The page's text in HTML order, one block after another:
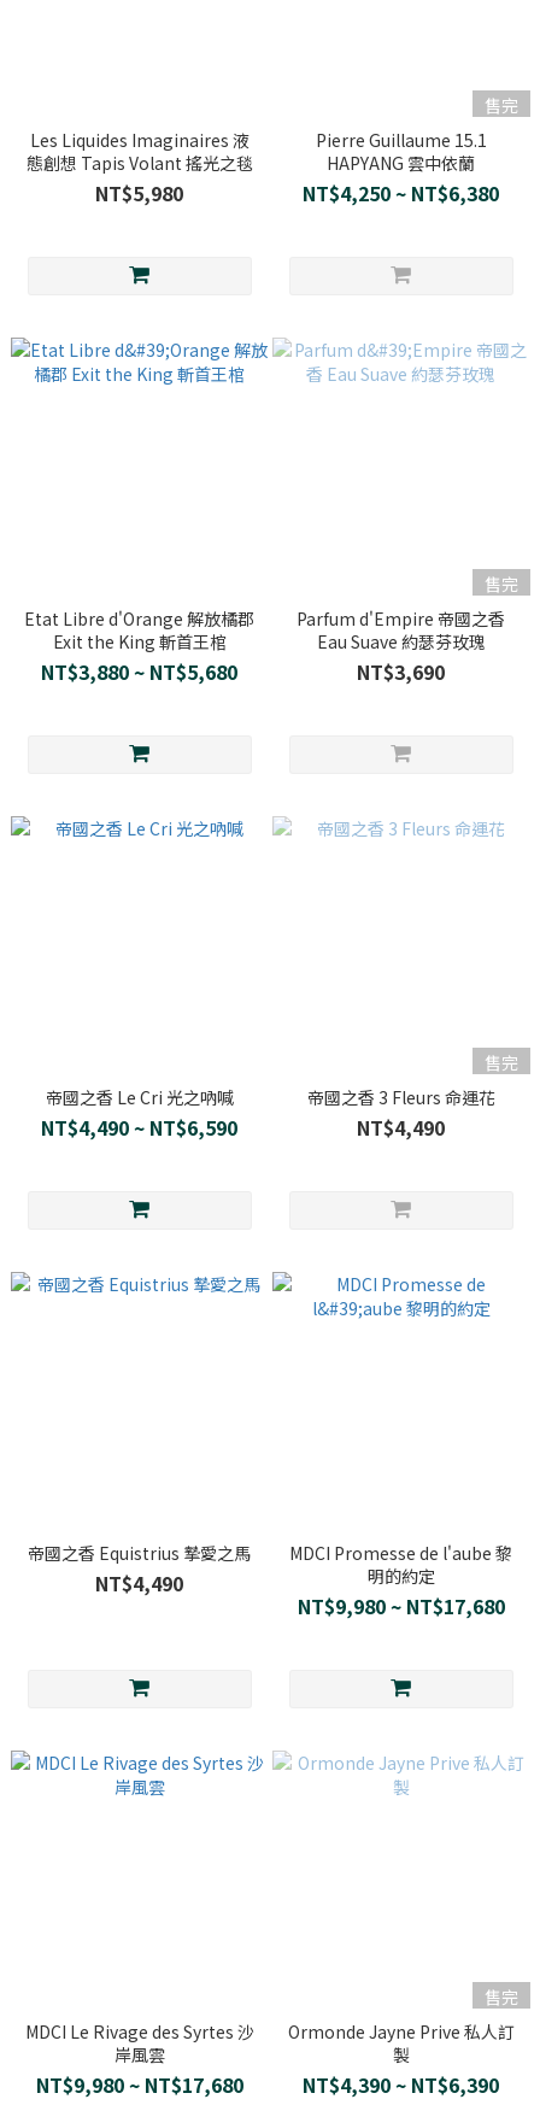
Les Liquides Imaginaires 液
態創想 Tapis Volant 搖光之毯
NT$5,980
售完
Pierre Guillaume 15.1
HAPYANG 雲中依蘭
NT$4,250 ~ NT$6,380
Etat Libre d'Orange 解放橘郡
Exit the King 斬首王棺
NT$3,880 ~ NT$5,680
售完
Parfum d'Empire 帝國之香
Eau Suave 約瑟芬玫瑰
NT$3,690
帝國之香 Le Cri 光之吶喊
NT$4,490 ~ NT$6,590
售完
帝國之香 3 Fleurs 命運花
NT$4,490
帝國之香 Equistrius 摯愛之馬
NT$4,490
MDCI Promesse de l'aube 黎
明的約定
NT$9,980 ~ NT$17,680
MDCI Le Rivage des Syrtes 沙
岸風雲
NT$9,980 ~ NT$17,680
售完
Ormonde Jayne Prive 私人訂
製
NT$4,390 ~ NT$6,390